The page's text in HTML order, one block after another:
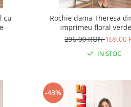
cu
Rochie dama Theresa
imprimeu floral
296,00 RON169,00
IN STOC
-43%